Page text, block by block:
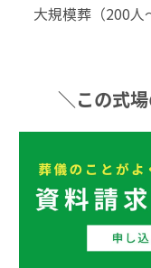
大規模葬（200⼈
＼この式